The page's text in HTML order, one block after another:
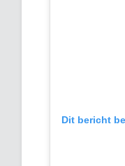
Dit bericht